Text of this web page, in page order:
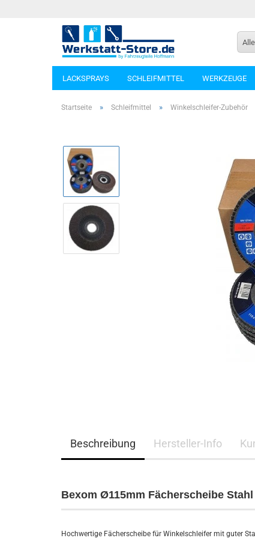
Alle
LACKSPRAYS SCHLEIFMITTEL WERKZEUGE
Startseite » Schleifmittel » Winkelschleifer-Zubehör
Beschreibung Hersteller-Info
Bexom Ø115mm Fächerscheibe
Hochwertige Fächerscheibe für Winkelschleifer mit guter